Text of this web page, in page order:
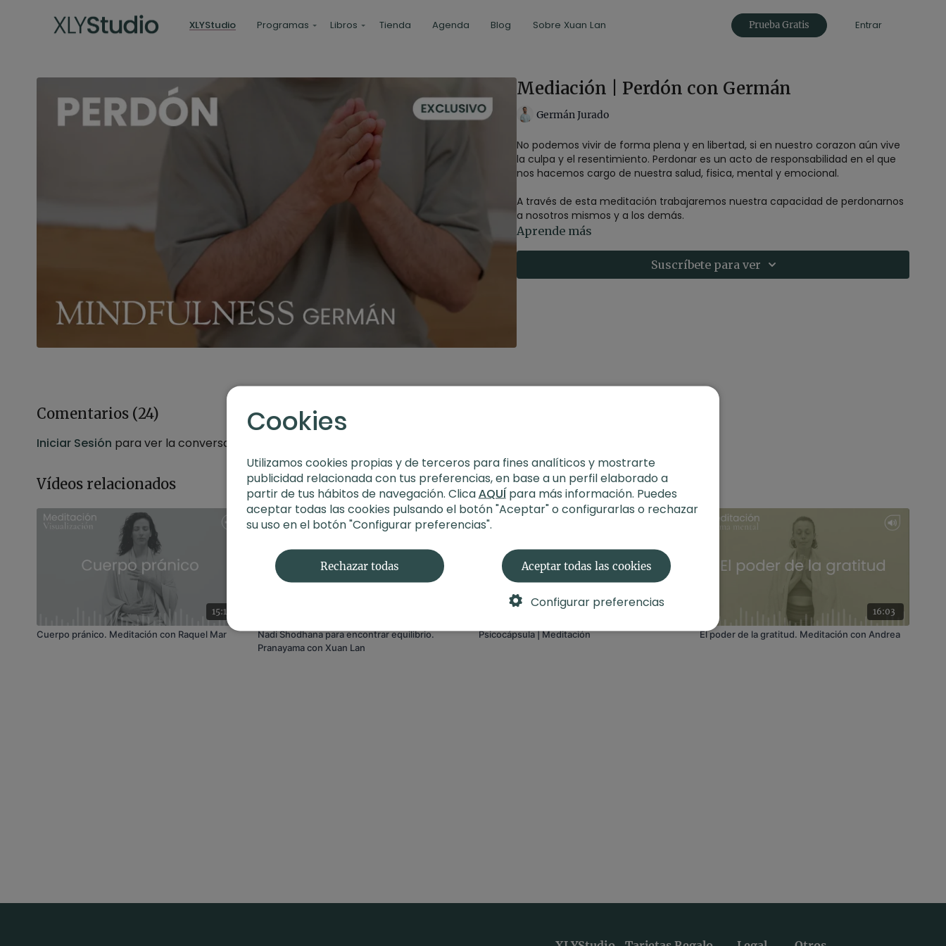
XLYStudio Programas Libros Tienda Agenda Blog Sobre Xuan Lan Prueba Gratis Entrar
Mediación | Perdón con Germán
Germán Jurado
No podemos vivir de forma plena y en libertad, si en nuestro corazon aún vive
la culpa y el resentimiento. Perdonar es un acto de responsabilidad en el que
nos hacemos cargo de nuestra salud, fisica, mental y emocional.
A través de esta meditación trabajaremos nuestra capacidad de perdonarnos
a nosotros mismos y a los demás.
Aprende más
Suscríbete para ver
Comentarios (24)
Iniciar Sesión para ver la conversación
Vídeos relacionados
15:19
Cuerpo pránico. Meditación con Raquel Mar
Nadi Shodhana para encontrar equilibrio.
Pranayama con Xuan Lan
Psicocápsula | Meditación
16:03
El poder de la gratitud. Meditación con Andrea
Cookies
Utilizamos cookies propias y de terceros para fines analíticos y mostrarte
publicidad relacionada con tus preferencias, en base a un perfil elaborado a
partir de tus hábitos de navegación. ClicaAQUÍpara más información. Puedes
aceptar todas las cookies pulsando el botón "Aceptar" o configurarlas o rechazar
su uso en el botón "Configurar preferencias".
Rechazar todas Aceptar todas las cookies
Configurar preferencias